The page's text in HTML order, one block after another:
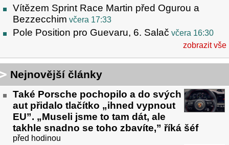
Vítězem Sprint Race Martin před Ogurou a
Bezzecchim včera 17:33
Pole Position pro Guevaru, 6. Salač včera 16:30
zobrazit vše
Nejnovější články
Také Porsche pochopilo a do svých
aut přidalo tlačítko „ihned vypnout
EU”. „Museli jsme to tam dát, ale
takhle snadno se toho zbavíte,” říká šéf
před hodinou